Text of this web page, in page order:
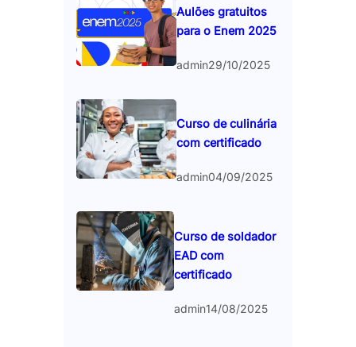
Aulões gratuitos
para o Enem 2025
admin29/10/2025
Curso de culinária
com certificado
admin04/09/2025
Curso de soldador
EAD com
certificado
admin14/08/2025